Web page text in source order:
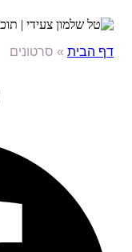
דף הבית » סרטונים